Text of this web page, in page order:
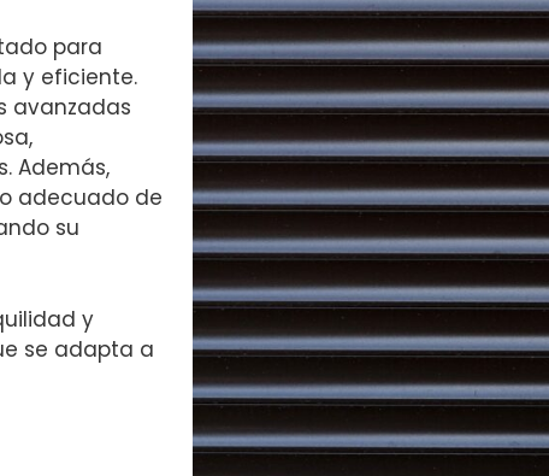
para
y eficiente.
avanzadas
Además,
adecuado de
su
y
se adapta a